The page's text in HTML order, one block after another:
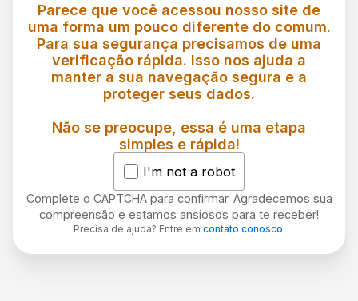
Parece que você acessou nosso site de
uma forma um pouco diferente do comum.
Para sua segurança precisamos de uma
verificação rápida. Isso nos ajuda a
manter a sua navegação segura e a
proteger seus dados.
Não se preocupe, essa é uma etapa
simples e rápida!
I'm not a robot
Complete o CAPTCHA para confirmar. Agradecemos sua
compreensão e estamos ansiosos para te receber!
Precisa de ajuda? Entre em contato conosco.